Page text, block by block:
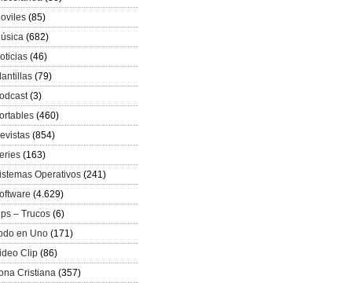
(85)
(682)
(46)
(79)
(3)
(460)
(854)
(163)
Operativos (241)
(4.629)
– Trucos (6)
en Uno (171)
Clip (86)
Cristiana (357)